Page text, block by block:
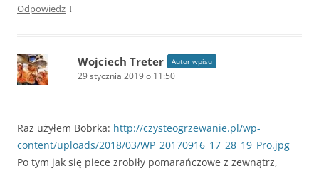
Odpowiedz ↓
Wojciech Treter Autor wpisu
29 stycznia 2019 o 11:50
Raz użyłem Bobrka: http://czysteogrzewanie.pl/wp-
content/uploads/2018/03/WP_20170916_17_28_19_Pro.jpg
Po tym jak się piece zrobiły pomarańczowe z zewnątrz,